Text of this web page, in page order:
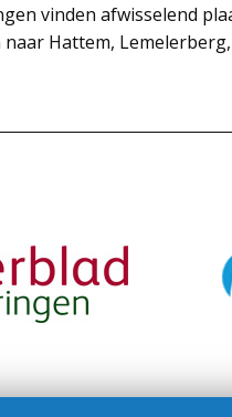
vinden afwisselend
Hattem,